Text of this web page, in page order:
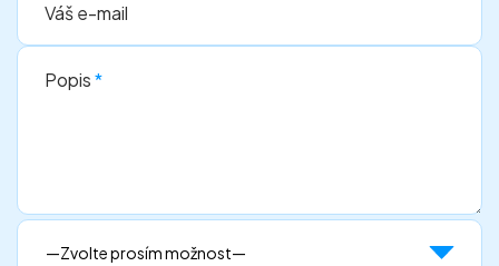
Váš e-mail
Popis*